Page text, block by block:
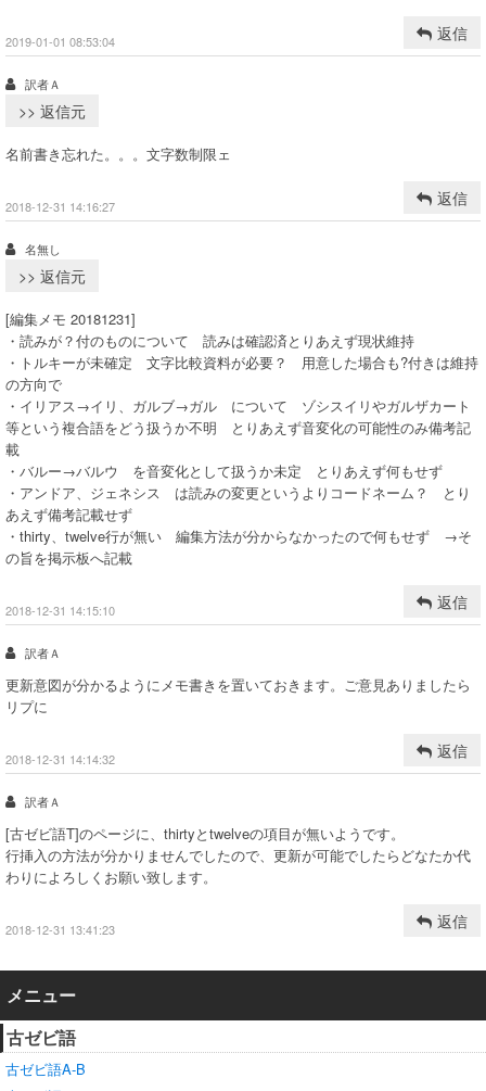
返信
2019-01-01 08:53:04
訳者Ａ
>> 返信元
名前書き忘れた。。。文字数制限ェ
返信
2018-12-31 14:16:27
名無し
>> 返信元
[編集メモ 20181231]
・読みが？付のものについて 読みは確認済とりあえず現状維持
・トルキーが未確定 文字比較資料が必要？ 用意した場合も?付きは維持
の方向で
・イリアス→イリ、ガルブ→ガル について ゾシスイリやガルザカート
等という複合語をどう扱うか不明 とりあえず音変化の可能性のみ備考記
載
・バルー→バルウ を音変化として扱うか未定 とりあえず何もせず
・アンドア、ジェネシス は読みの変更というよりコードネーム？ とり
あえず備考記載せず
・thirty、twelve行が無い 編集方法が分からなかったので何もせず →そ
の旨を掲示板へ記載
返信
2018-12-31 14:15:10
訳者Ａ
更新意図が分かるようにメモ書きを置いておきます。ご意見ありましたら
リプに
返信
2018-12-31 14:14:32
訳者Ａ
[古ゼビ語T]のページに、thirtyとtwelveの項目が無いようです。
行挿入の方法が分かりませんでしたので、更新が可能でしたらどなたか代
わりによろしくお願い致します。
返信
2018-12-31 13:41:23
メニュー
古ゼビ語
古ゼビ語A-B